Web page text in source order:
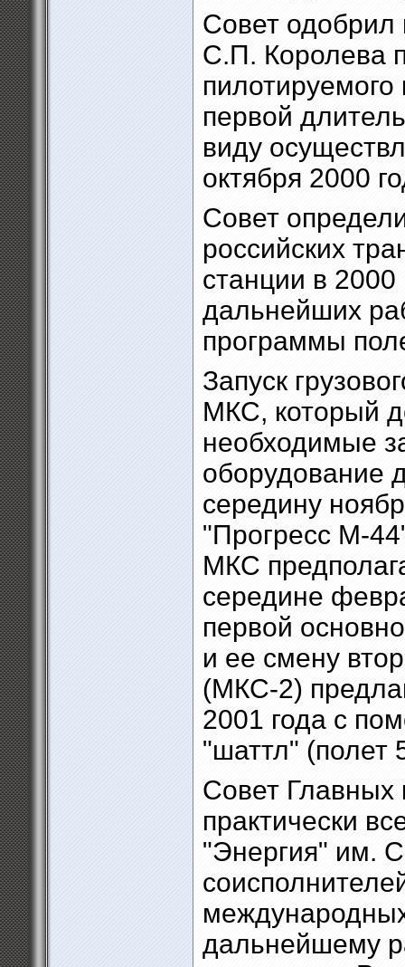
Совет
С.П. Королева
первой
виду
октября 2000
Совет
российских
станции в
дальнейших
программы
Запуск
МКС, который
необходимые
оборудование
середину
"Прогресс М-
МКС
середине
первой
и ее смену
(МКС-2)
2001 года с
"шаттл" (полет
Совет Главных
практически
"Энергия" им.
дальнейшему